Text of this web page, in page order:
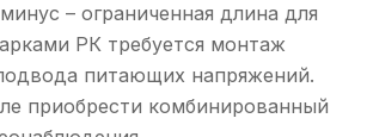
– ограниченная длина для
РК требуется монтаж
питающих напряжений.
приобрести комбинированный